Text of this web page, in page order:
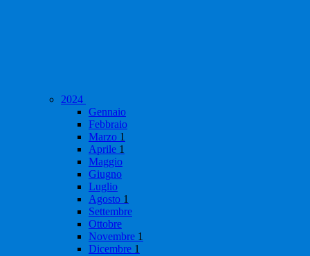
2024
Gennaio
Febbraio
Marzo 1
Aprile 1
Maggio
Giugno
Luglio
Agosto 1
Settembre
Ottobre
Novembre 1
Dicembre 1